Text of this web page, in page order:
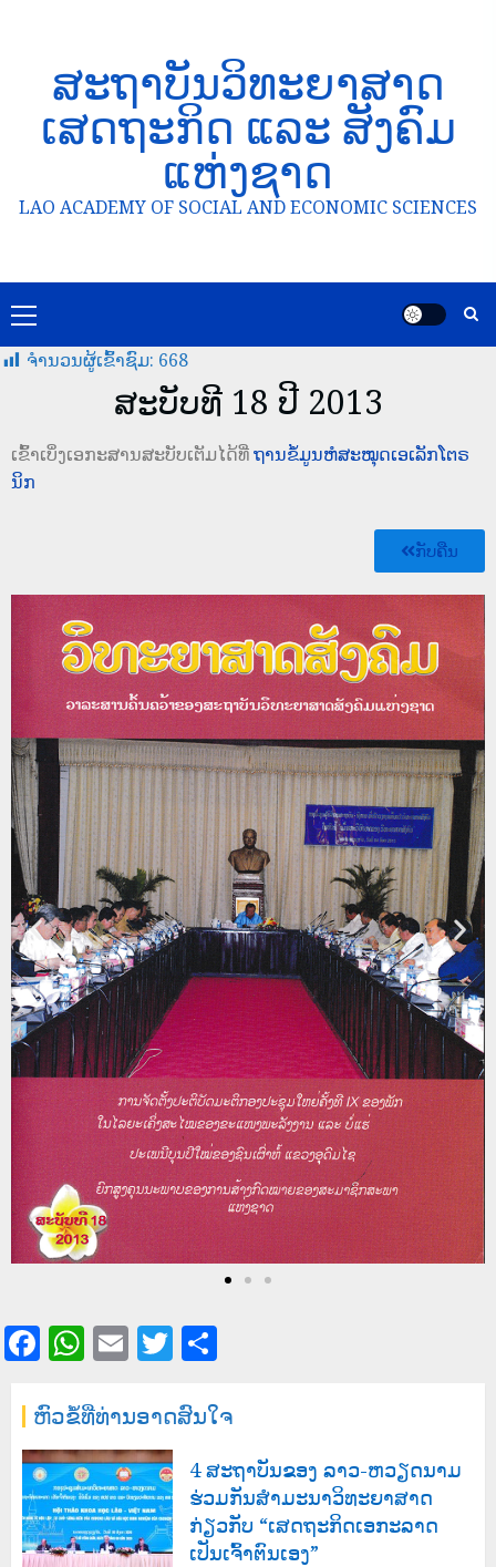
ສະຖາບັນວິທະຍາສາດ
ເສດຖະກິດ ແລະ ສັງຄົມ
ແຫ່ງຊາດ
LAO ACADEMY OF SOCIAL AND ECONOMIC SCIENCES
ຈໍານວນຜູ້ເຂົ້າຊົມ: 668
ສະບັບທີ 18 ປີ 2013
ເຂົ້າເບິ່ງເອກະສານສະບັບເຕັມໄດ້ທີ່ຖານຂໍ້ມູນຫໍສະໝຸດເອເລັກໂຕຣ
ນິກ
ກັບຄືນ
Facebook
WhatsApp
EmailTwitter
ຫົວຂໍ້ທີ່ທ່ານອາດສົນໃຈ
4 ສະຖາບັນຂອງ ລາວ-ຫວຽດນາມ
ຮ່ວມກັນສໍາມະນາວິທະຍາສາດ
ກ່ຽວກັບ “ເສດຖະກິດເອກະລາດ
ເປັນເຈົ້າຕົນເອງ”